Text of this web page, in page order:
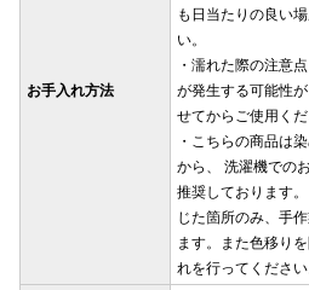
お手入れ方法
も日当たりの良い
い。
・濡れた際の注意
が発生する可能性
せてからご使用くだ
・こちらの商品は
から、 洗濯機での
推奨しております
じた箇所のみ、手
ます。また色移り
れを行ってください